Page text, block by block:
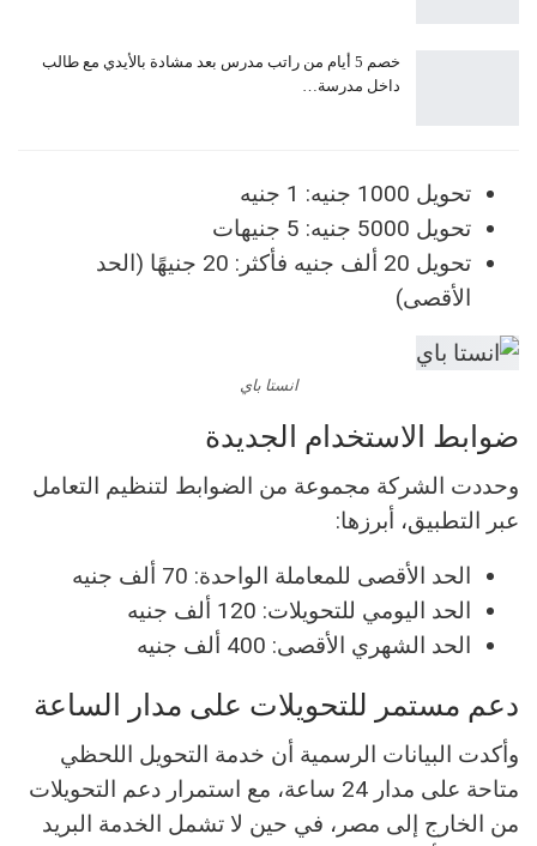
خصم 5 أيام من راتب مدرس بعد مشادة بالأيدي مع طالب
داخل مدرسة…
تحويل 1000 جنيه: 1 جنيه
تحويل 5000 جنيه: 5 جنيهات
تحويل 20 ألف جنيه فأكثر: 20 جنيهًا (الحد
الأقصى)
انستا باي
ضوابط الاستخدام الجديدة
وحددت الشركة مجموعة من الضوابط لتنظيم التعامل
عبر التطبيق، أبرزها:
الحد الأقصى للمعاملة الواحدة: 70 ألف جنيه
الحد اليومي للتحويلات: 120 ألف جنيه
الحد الشهري الأقصى: 400 ألف جنيه
دعم مستمر للتحويلات على مدار الساعة
وأكدت البيانات الرسمية أن خدمة التحويل اللحظي
متاحة على مدار 24 ساعة، مع استمرار دعم التحويلات
من الخارج إلى مصر، في حين لا تشمل الخدمة البريد